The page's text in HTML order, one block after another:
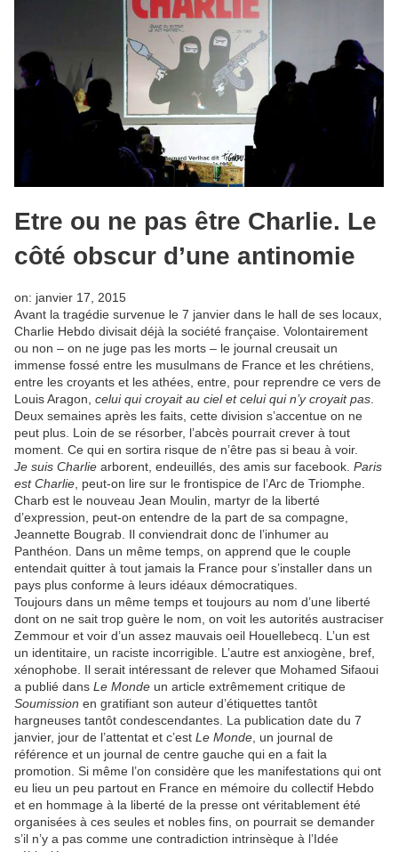
Etre ou ne pas être Charlie. Le
côté obscur d’une antinomie
on: janvier 17, 2015
Avant la tragédie survenue le 7 janvier dans le hall de ses locaux,
Charlie Hebdo divisait déjà la société française. Volontairement
ou non – on ne juge pas les morts – le journal creusait un
immense fossé entre les musulmans de France et les chrétiens,
entre les croyants et les athées, entre, pour reprendre ce vers de
Louis Aragon, celui qui croyait au ciel et celui qui n’y croyait pas.
Deux semaines après les faits, cette division s’accentue on ne
peut plus. Loin de se résorber, l’abcès pourrait crever à tout
moment. Ce qui en sortira risque de n’être pas si beau à voir.
Je suis Charlie arborent, endeuillés, des amis sur facebook. Paris
est Charlie, peut-on lire sur le frontispice de l’Arc de Triomphe.
Charb est le nouveau Jean Moulin, martyr de la liberté
d’expression, peut-on entendre de la part de sa compagne,
Jeannette Bougrab. Il conviendrait donc de l’inhumer au
Panthéon. Dans un même temps, on apprend que le couple
entendait quitter à tout jamais la France pour s’installer dans un
pays plus conforme à leurs idéaux démocratiques.
Toujours dans un même temps et toujours au nom d’une liberté
dont on ne sait trop guère le nom, on voit les autorités austraciser
Zemmour et voir d’un assez mauvais oeil Houellebecq. L’un est
un identitaire, un raciste incorrigible. L’autre est anxiogène, bref,
xénophobe. Il serait intéressant de relever que Mohamed Sifaoui
a publié dans Le Monde un article extrêmement critique de
Soumission en gratifiant son auteur d’étiquettes tantôt
hargneuses tantôt condescendantes. La publication date du 7
janvier, jour de l’attentat et c’est Le Monde, un journal de
référence et un journal de centre gauche qui en a fait la
promotion. Si même l’on considère que les manifestations qui ont
eu lieu un peu partout en France en mémoire du collectif Hebdo
et en hommage à la liberté de la presse ont véritablement été
organisées à ces seules et nobles fins, on pourrait se demander
s’il n’y a pas comme une contradiction intrinsèque à l’Idée